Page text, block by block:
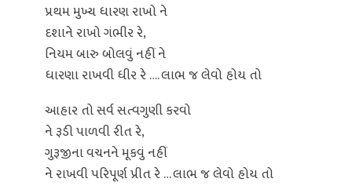
પ્રથમ મુખ્ય ધારણ રાખો ને
દશાને રાખો ગંભીર રે,
નિયમ બારુ બોલવું નહીં ને
ધારણા રાખવી ધીર રે …. લાભ જ લેવો હોય તો
આહાર તો સર્વ સત્વગુણી કરવો
ને રૂડી પાળવી રીત રે,
ગુરૂજીના વચનને મૂકવું નહીં
ને રાખવી પરિપૂર્ણ પ્રીત રે … લાભ જ લેવો હોય તો